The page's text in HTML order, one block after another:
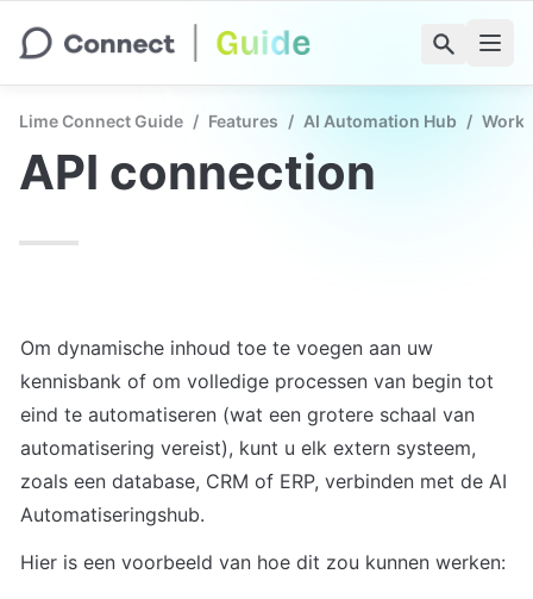
Lime Connect Guide / Features / AI Automation Hub /
API connection
Om dynamische inhoud toe te voegen aan uw
kennisbank of om volledige processen van begin tot
eind te automatiseren (wat een grotere schaal van
automatisering vereist), kunt u elk extern systeem,
zoals een database, CRM of ERP, verbinden met de AI
Automatiseringshub.
Hier is een voorbeeld van hoe dit zou kunnen werken: